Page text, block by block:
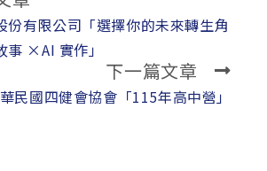
份有限公司「選擇你的未來轉生角
事 ×AI 實作」
下一篇文章
民國四健會協會「115年高中營」